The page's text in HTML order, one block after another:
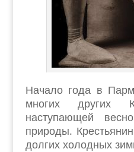
Начало года в
многих других
наступающей
природы.
долгих холодных